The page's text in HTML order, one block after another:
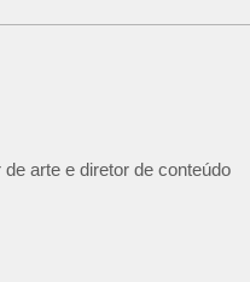
arte e diretor de conteúdo